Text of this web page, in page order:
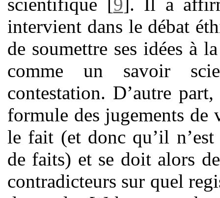
intervient dans le débat
de soumettre ses idées à
comme un savoir
contestation. D’autre
formule des jugements
le fait (et donc qu’il n’est
de faits) et se doit alors
contradicteurs sur quel